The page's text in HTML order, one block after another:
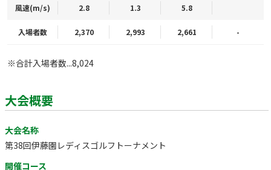
風速(m/s) 2.8 1.3 5.8
入場者数 2,370 2,993 2,661 -
※合計入場者数...8,024
大会概要
大会名称
第38回伊藤園レディスゴルフトーナメント
開催コース